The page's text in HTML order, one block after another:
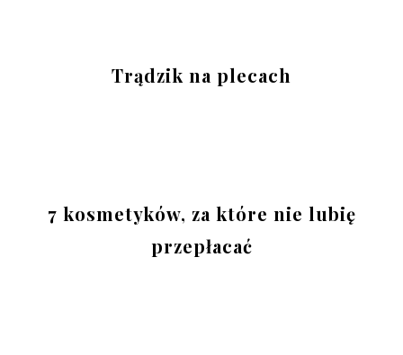
Trądzik na plecach
7 kosmetyków, za które nie lubię
przepłacać